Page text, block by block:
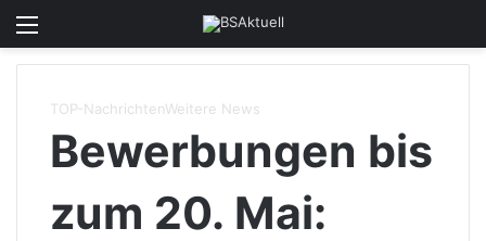
TOP-NachrichtenWeitere News
Bewerbungen bis
zum 20. Mai: